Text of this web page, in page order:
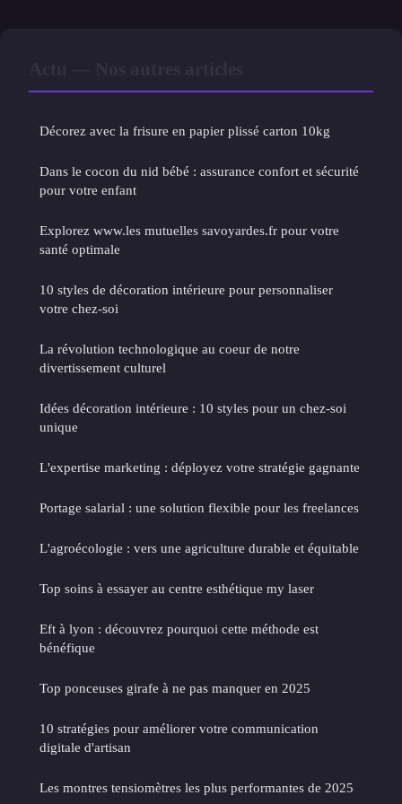
Décorez avec la frisure en papier plissé carton 10kg
Dans le cocon du nid bébé : assurance confort et sécurité
pour votre enfant
Explorez www.les mutuelles savoyardes.fr pour votre
santé optimale
10 styles de décoration intérieure pour personnaliser
votre chez-soi
La révolution technologique au coeur de notre
divertissement culturel
Idées décoration intérieure : 10 styles pour un chez-soi
unique
L'expertise marketing : déployez votre stratégie gagnante
Portage salarial : une solution flexible pour les freelances
L'agroécologie : vers une agriculture durable et équitable
Top soins à essayer au centre esthétique my laser
Eft à lyon : découvrez pourquoi cette méthode est
bénéfique
Top ponceuses girafe à ne pas manquer en 2025
10 stratégies pour améliorer votre communication
digitale d'artisan
Les montres tensiomètres les plus performantes de 2025